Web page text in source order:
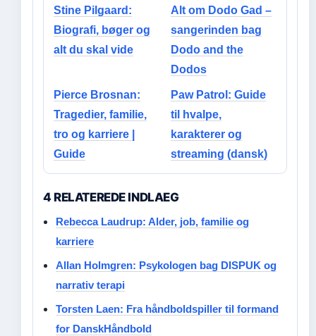
Stine Pilgaard:
Biografi, bøger og
alt du skal vide
Alt om Dodo Gad –
sangerinden bag
Dodo and the
Dodos
Pierce Brosnan:
Tragedier, familie,
tro og karriere |
Guide
Paw Patrol: Guide
til hvalpe,
karakterer og
streaming (dansk)
4 RELATEREDE INDLAEG
Rebecca Laudrup: Alder, job, familie og
karriere
Allan Holmgren: Psykologen bag DISPUK og
narrativ terapi
Torsten Laen: Fra håndboldspiller til formand
for DanskHåndbold